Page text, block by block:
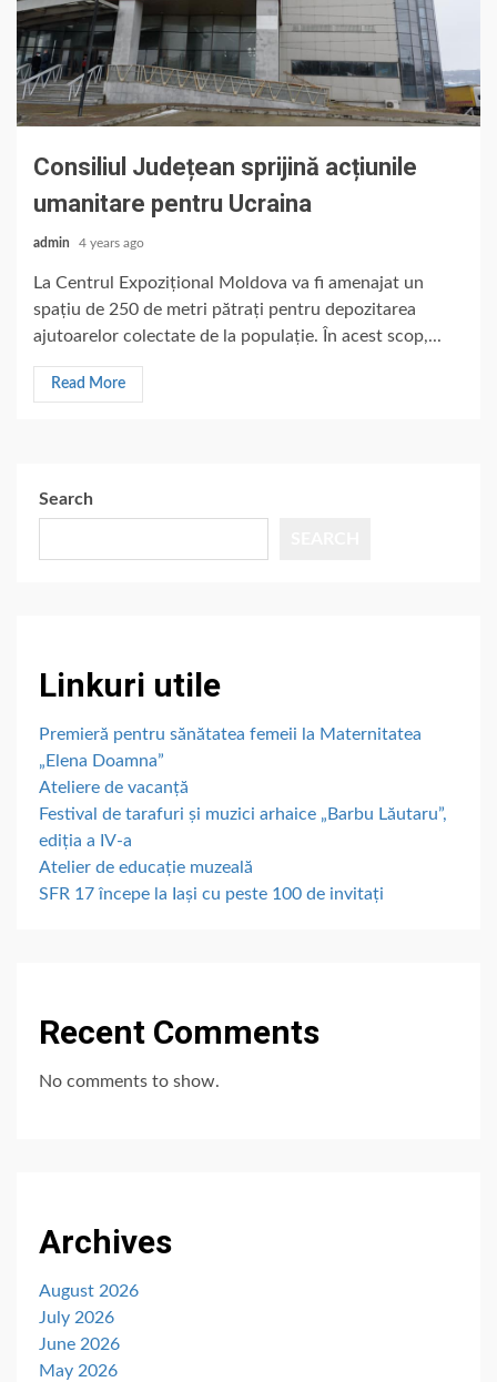
Consiliul Județean sprijină acțiunile
umanitare pentru Ucraina
admin 4 years ago
La Centrul Expozițional Moldova va fi amenajat un
spațiu de 250 de metri pătrați pentru depozitarea
ajutoarelor colectate de la populație. În acest scop,...
Read More
Search
Linkuri utile
Premieră pentru sănătatea femeii la Maternitatea
„Elena Doamna”
Ateliere de vacanță
Festival de tarafuri și muzici arhaice „Barbu Lăutaru”,
ediția a IV-a
Atelier de educație muzeală
SFR 17 începe la Iași cu peste 100 de invitați
Recent Comments
No comments to show.
Archives
August 2026
July 2026
June 2026
May 2026